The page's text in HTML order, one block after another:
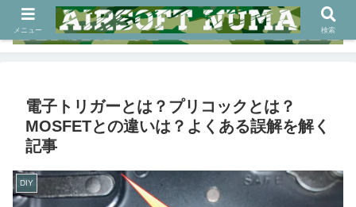
電子トリガーとは？プリコックとは？
MOSFETとの違いは？よくある誤解を解く
記事
DIY
メニュー 検索